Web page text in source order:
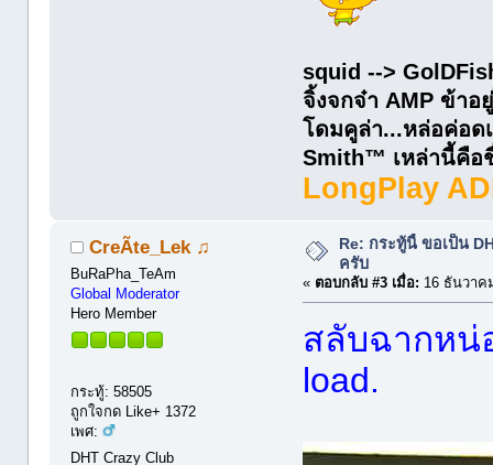
squid -->
จิ้งจกจ๋า AMP ข้า
โดมคูล่า...หล่อค่อด
Smith™ เหล่านี้คือชื่
LongPlay
CreÃte_Lek ♫
BuRaPha_TeAm
Global Moderator
Hero Member
กระทู้: 58505
ถูกใจกด Like+ 1372
เพศ:
DHT Crazy Club
Re: กระทู้นี้ ขอเป็น
ครับ
« ตอบกลับ #3 เมื่อ: 16 ธันวาค
สลับฉากหน่
load.